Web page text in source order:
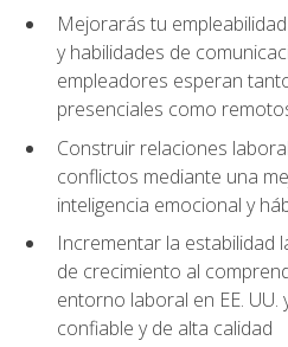
Mejorarás tu
y habilidades de
empleadores esperan
presenciales como
Construir relaciones
conflictos mediante una
inteligencia emocional y
Incrementar la estabilidad
de crecimiento al
entorno laboral en EE.
confiable y de alta calidad